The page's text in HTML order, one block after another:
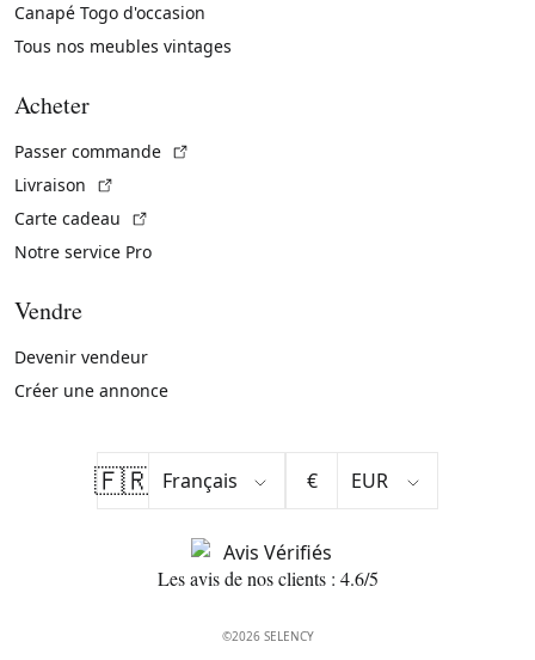
Canapé Togo d'occasion
Tous nos meubles vintages
Acheter
Passer commande
Livraison
Carte cadeau
Notre service Pro
Vendre
Devenir vendeur
Créer une annonce
🇫🇷 €
Les avis de nos clients : 4.6/5
©2026 SELENCY